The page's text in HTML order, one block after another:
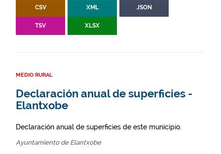
CSV XML JSON
TSV XLSX
MEDIO RURAL
Declaración anual de superficies -
Elantxobe
Declaración anual de superficies de este municipio.
Ayuntamiento de Elantxobe